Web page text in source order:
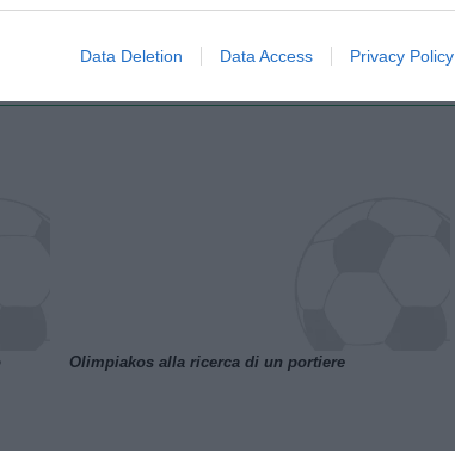
Data Deletion Data Access Privacy Policy
Olimpiakos alla ricerca di un portiere